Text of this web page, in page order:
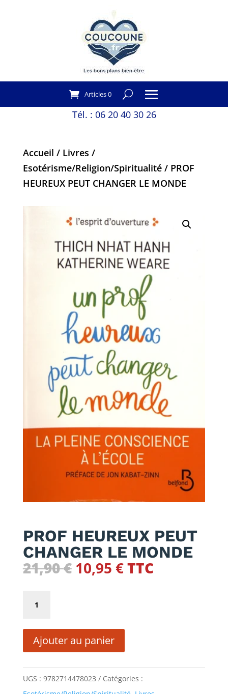
Articles 0
Tél. : 06 20 40 30 26
Accueil / Livres /
Esotérisme/Religion/Spiritualité/ PROF
HEUREUX PEUT CHANGER LE MONDE
PROF HEUREUX PEUT
CHANGER LE MONDE
21,90€ Le
21,90 €.
10,95 €Le
10,95 €.
TTC
PROF
HEUREUX
CHANGER
LE
Ajouter au panier
UGS : 9782714478023
Catégories :